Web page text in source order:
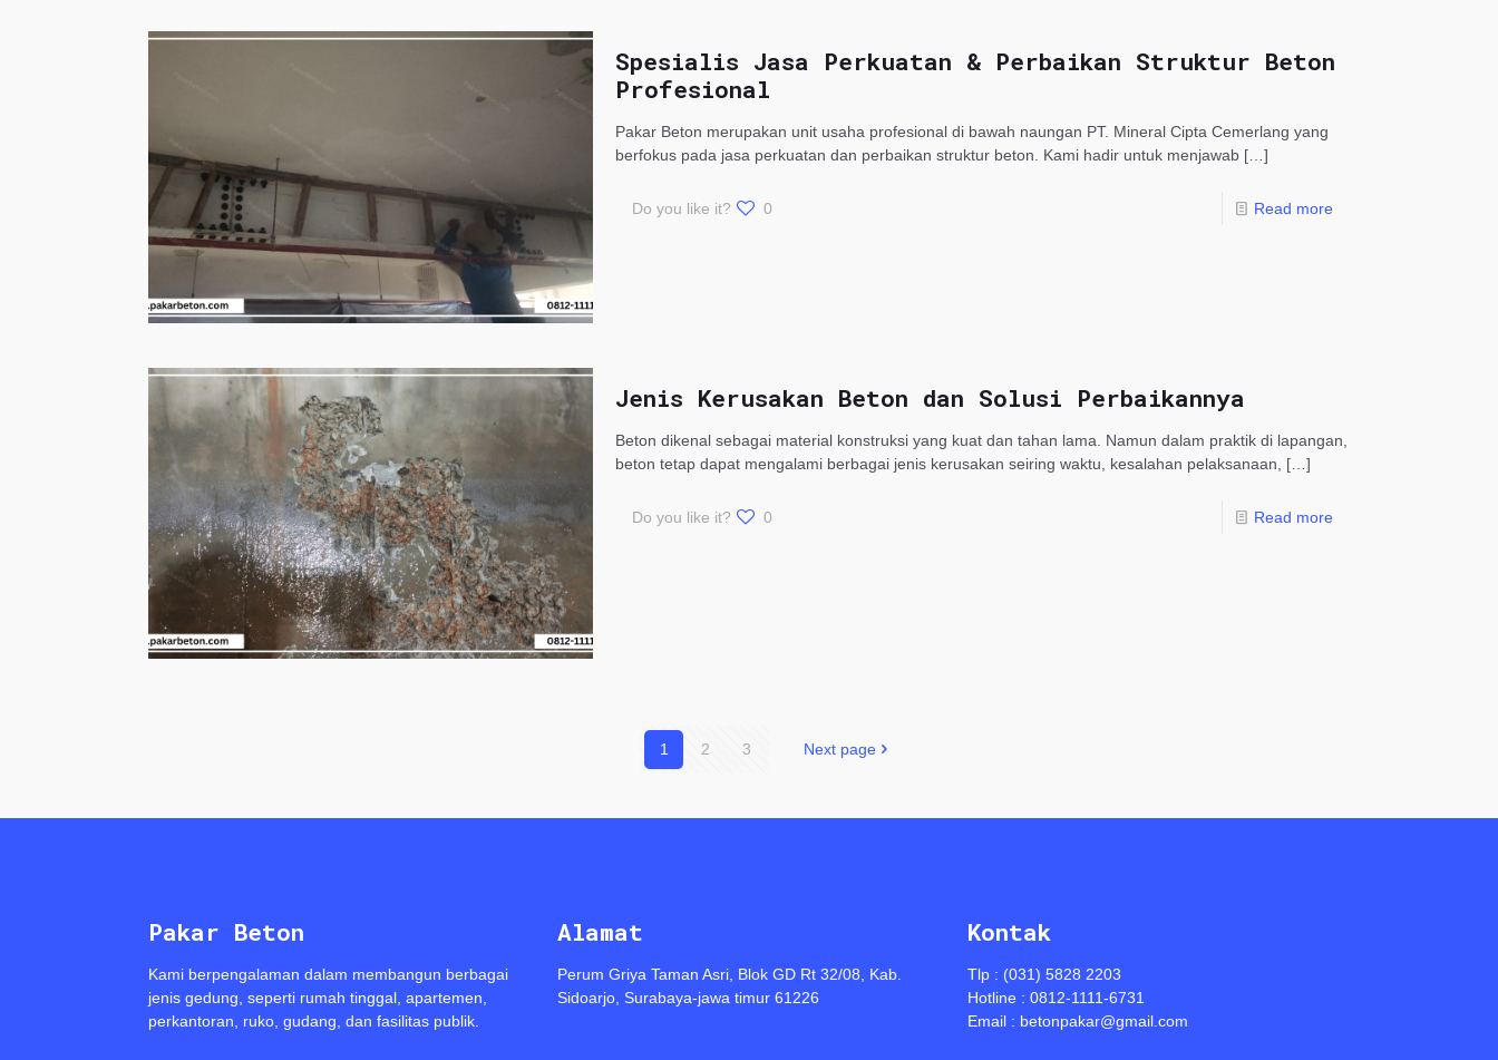
Spesialis Jasa Perkuatan & Perbaikan Struktur Beton
Profesional
Pakar Beton merupakan unit usaha profesional di bawah naungan PT. Mineral Cipta Cemerlang yang
berfokus pada jasa perkuatan dan perbaikan struktur beton. Kami hadir untuk menjawab[…]
Do you like it? 0 Read more
Jenis Kerusakan Beton dan Solusi Perbaikannya
Beton dikenal sebagai material konstruksi yang kuat dan tahan lama. Namun dalam praktik di lapangan,
beton tetap dapat mengalami berbagai jenis kerusakan seiring waktu, kesalahan pelaksanaan,
[…]
Do you like it? 0 Read more
1 2 3 Next page
Pakar Beton
Kami berpengalaman dalam membangun berbagai
jenis gedung, seperti rumah tinggal, apartemen,
perkantoran, ruko, gudang, dan fasilitas publik.
Alamat
Perum Griya Taman Asri, Blok GD Rt 32/08, Kab.
Sidoarjo, Surabaya-jawa timur 61226
Kontak
Tlp : (031) 5828 2203
Hotline : 0812-1111-6731
Email : betonpakar@gmail.com